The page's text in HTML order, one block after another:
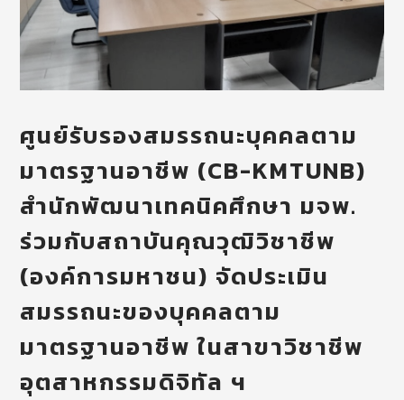
ศูนย์รับรองสมรรถนะบุคคลตาม
มาตรฐานอาชีพ (CB-KMTUNB)
สำนักพัฒนาเทคนิคศึกษา มจพ.
ร่วมกับสถาบันคุณวุฒิวิชาชีพ
(องค์การมหาชน) จัดประเมิน
สมรรถนะของบุคคลตาม
มาตรฐานอาชีพ ในสาขาวิชาชีพ
อุตสาหกรรมดิจิทัล ฯ